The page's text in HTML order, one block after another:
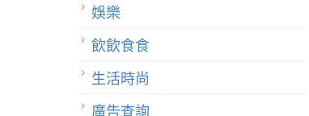
娛樂
飲飲食食
生活時尚
廣告查詢